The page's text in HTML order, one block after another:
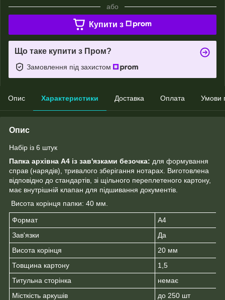
або
Купити з
Що таке купити з Пром?
Замовлення під захистом
Опис Характеристики Доставка Оплата Умови
Опис
Набір із 6 штук
Папка архівна А4 із зав'язками безочка: для формування
справ (нарядів), тривалого зберігання нотарах. Виготовлена
відповідно до стандартів, зі щільного переплетеного картону,
має внутрішній клапан для підшивання документів.
Висота корінця папки: 40 мм.
Формат
А4
Зав'язки
Да
Висота корінця
20 мм
Товщина картону
1,5
Титульна сторінка
немає
Місткість аркушів
до 250 шт